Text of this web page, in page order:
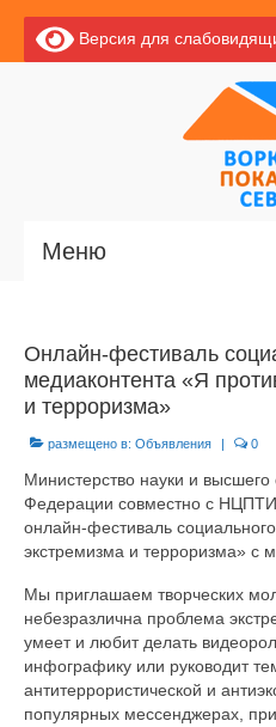
Версия для
Меню
Новости
О Воркуте
О центре
Документы
Противодействие
Задать вопрос
Онлайн-фестиваль
медиаконтента «Я
и терроризма»
размещено в: Объявления | 0
Министерство науки и высшего
Федерации совместно с НЦПТИ
онлайн-фестиваль
экстремизма и терроризма» с
Мы приглашаем творческих
небезразлична проблема
умеет и любит делать
инфографику или руководит
антитеррористической и
популярных мессенджерах,